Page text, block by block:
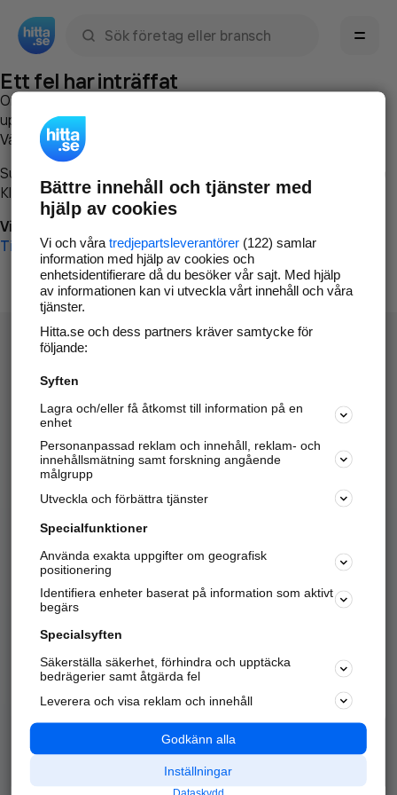
Ett fel har inträffat
Om du vill kan du
uppstod så att vi lättare och snabbare kan avhjälpa det.
Vänligen försök med följande:
Surfa till
Klicka påTillbaka-knappen i webbläsaren och försök igen
Vi beklagar besväret!
Till startsidan
Hitta.se - Gratis nummerupplysning.
Sök företag, personer och platser.
Hitta telefonnummer, adresser, företagsinfo mm.
Marknadsför företaget
Kom igång och annonsera mot
samarbetspartners nära dig.
Alla kategorier
Populära sökningar
API & Kartor
Annonsera
Integritet
Nödnummer
Bättre innehåll och tjänster med
hjälp av cookies
Vi och våra tredjepartsleverantörer(122) samlar
information med hjälp av cookies och
enhetsidentifierare då du besöker vår sajt. Med hjälp
av informationen kan vi utveckla vårt innehåll och våra
tjänster.
Hitta.se och dess partners kräver samtycke för
följande:
Syften
Lagra och/eller få åtkomst till information på en
enhet
Personanpassad reklam och innehåll, reklam- och
innehållsmätning samt forskning angående
målgrupp
Utveckla och förbättra tjänster
Specialfunktioner
Använda exakta uppgifter om geografisk
positionering
Identifiera enheter baserat på information som aktivt
begärs
Specialsyften
Säkerställa säkerhet, förhindra och upptäcka
bedrägerier samt åtgärda fel
Leverera och visa reklam och innehåll
Godkänn alla
Inställningar
Dataskydd